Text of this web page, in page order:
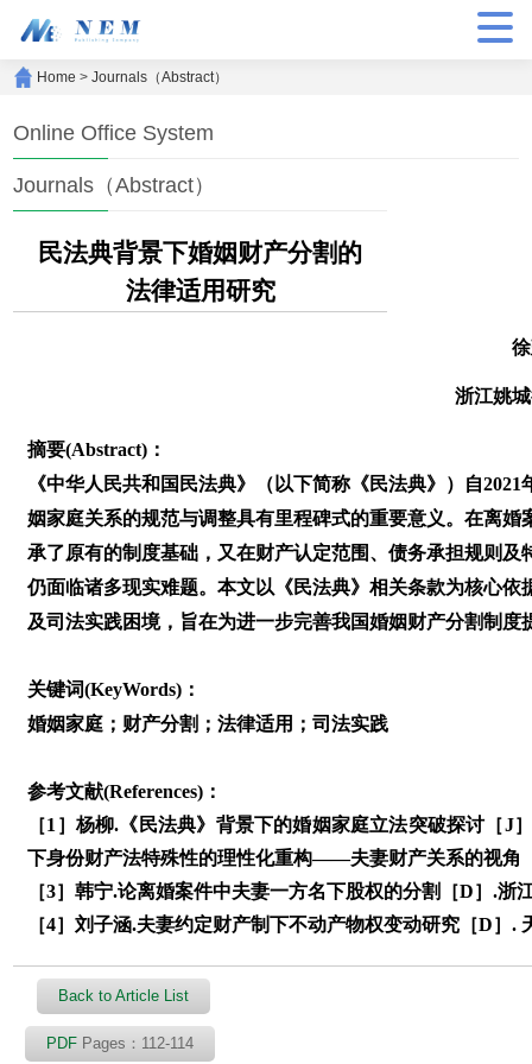
Home >Journals（Abstract）
Online Office System
Journals（Abstract）
民法典背景下婚姻财产分割的
法律适用研究
浙江姚
摘要(Abstract)：
《中华人民共和国民法典》（以下简称《民法典》）自
姻家庭关系的规范与调整具有里程碑式的重要意义。在离
承了原有的制度基础，又在财产认定范围、债务承担规则
仍面临诸多现实难题。本文以《民法典》相关条款为核心
及司法实践困境，旨在为进一步完善我国婚姻财产分割制
关键词(KeyWords)：
婚姻家庭；财产分割；法律适用；司法实践
参考文献(References)：
［1］杨柳.《民法典》背景下的婚姻家庭立法突破探讨［J
下身份财产法特殊性的理性化重构——夫妻财产关系的视角
［3］韩宁.论离婚案件中夫妻一方名下股权的分割［D］.浙
［4］刘子涵.夫妻约定财产制下不动产物权变动研究［D］.
Back to Article List
PDF Pages：112-114